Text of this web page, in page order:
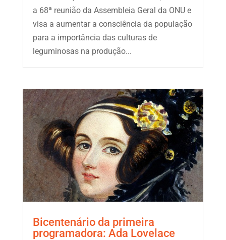
a 68ª reunião da Assembleia Geral da ONU e
visa a aumentar a consciência da população
para a importância das culturas de
leguminosas na produção...
Bicentenário da primeira
programadora: Ada Lovelace